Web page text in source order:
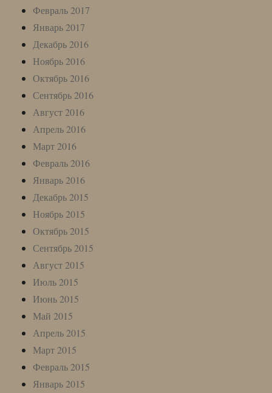
Февраль 2017
Январь 2017
Декабрь 2016
Ноябрь 2016
Октябрь 2016
Сентябрь 2016
Август 2016
Апрель 2016
Март 2016
Февраль 2016
Январь 2016
Декабрь 2015
Ноябрь 2015
Октябрь 2015
Сентябрь 2015
Август 2015
Июль 2015
Июнь 2015
Май 2015
Апрель 2015
Март 2015
Февраль 2015
Январь 2015